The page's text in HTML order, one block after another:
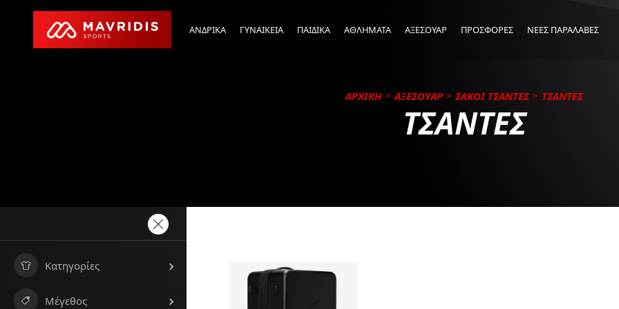
ΑΝΔΡΙΚΑ ΓΥΝΑΙΚΕΙΑ ΠΑΙΔΙΚΑ ΑΘΛΗΜΑΤΑ ΑΞΕΣΟΥΑΡ ΠΡΟΣΦΟΡΕΣ ΝΕΕΣ ΠΑΡΑΛΑΒΕΣ
ΑΡΧΙΚΗ ΑΞΕΣΟΥΑΡ ΣΑΚΟΙ ΤΣΑΝΤΕΣ ΤΣΑΝΤΕΣ
ΤΣΑΝΤΕΣ
Κατηγορίες
Μέγεθος